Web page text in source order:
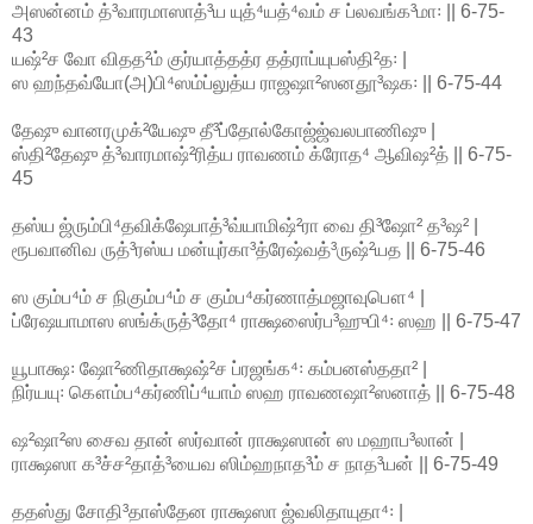
அஸன்னம் த்³வாரமாஸாத்³ய யுத்⁴யத்⁴வம் ச ப்லவங்க³மா꞉ || 6-75-
43
யஷ்²ச வோ விதத²ம் குர்யாத்தத்ர தத்ராப்யுபஸ்தி²த꞉ |
ஸ ஹந்தவ்யோ(அ)பி⁴ஸம்ப்லுத்ய ராஜஷா²ஸனதூ³ஷக꞉ || 6-75-44
தேஷு வானரமுக்²யேஷு தீ³ப்தோல்கோஜ்ஜ்வலபாணிஷு |
ஸ்தி²தேஷு த்³வாரமாஷ்²ரித்ய ராவணம் க்ரோத⁴ ஆவிஷ²த் || 6-75-
45
தஸ்ய ஜ்ரும்பி⁴தவிக்ஷேபாத்³வ்யாமிஷ்²ரா வை தி³ஷோ² த³ஷ² |
ரூபவானிவ ருத்³ரஸ்ய மன்யுர்கா³த்ரேஷ்வத்³ருஷ்²யத || 6-75-46
ஸ கும்ப⁴ம் ச நிகும்ப⁴ம் ச கும்ப⁴கர்ணாத்மஜாவுபௌ⁴ |
ப்ரேஷயாமாஸ ஸங்க்ருத்³தோ⁴ ராக்ஷஸைர்ப³ஹுபி⁴꞉ ஸஹ || 6-75-47
யூபாக்ஷ꞉ ஷோ²ணிதாக்ஷஷ்²ச ப்ரஜங்க⁴꞉ கம்பனஸ்ததா² |
நிர்யயு꞉ கௌம்ப⁴கர்ணிப்⁴யாம் ஸஹ ராவணஷா²ஸனாத் || 6-75-48
ஷ²ஷா²ஸ சைவ தான் ஸர்வான் ராக்ஷஸான் ஸ மஹாப³லான் |
ராக்ஷஸா க³ச்ச²தாத்³யைவ ஸிம்ஹநாத³ம் ச நாத³யன் || 6-75-49
ததஸ்து சோதி³தாஸ்தேன ராக்ஷஸா ஜ்வலிதாயுதா⁴꞉ |